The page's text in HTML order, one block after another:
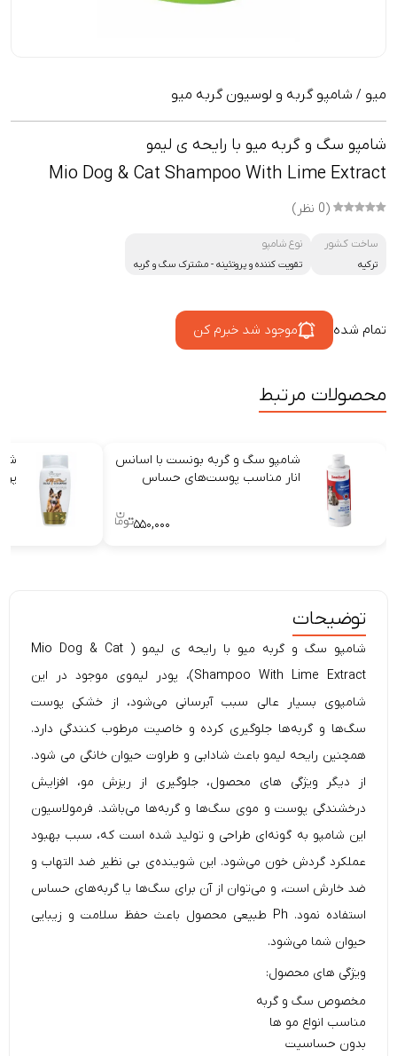
میو / شامپو گربه و لوسیون گربه میو
شامپو سگ و گربه میو با رایحه ی لیمو
Mio Dog & Cat Shampoo With Lime Extract
(0 نظر)
ساخت کشور
ترکیه
نوع شامپو
تقویت کننده و پروتئینه- مشترک سگ و گربه
تمام شده موجود شد خبرم کن
محصولات مرتبط
شامپو سگ و گربه بونست با اسانس
انار مناسب پوست‌های حساس
۵۵۰,۰۰۰
توضیحات
شامپو سگ و گربه میو با رایحه ی لیمو ( Mio Dog & Cat
Shampoo With Lime Extract)، پودر لیموی موجود در این
شامپوی بسیار عالی سبب آبرسانی می‌شود، از خشکی پوست
سگ‌ها و گربه‌ها جلوگیری کرده و خاصیت مرطوب کنندگی دارد.
همچنین رایحه لیمو باعث شادابی و طراوت حیوان خانگی می شود.
از دیگر ویژگی های محصول، جلوگیری از ریزش مو، افزایش
درخشندگی پوست و موی سگ‌ها و گربه‌ها می‌باشد. فرمولاسیون
این شامپو به گونه‌ای طراحی و تولید شده است که، سبب بهبود
عملکرد گردش خون می‌شود. این شوینده‌ی بی نظیر ضد التهاب و
ضد خارش است، و می‌توان از آن برای سگ‌ها یا گربه‌های حساس
استفاده نمود. Ph طبیعی محصول باعث حفظ سلامت و زیبایی
حیوان شما می‌شود.
ویژگی های محصول:
مخصوص سگ و گربه
مناسب انواع مو ها
بدون حساسیت